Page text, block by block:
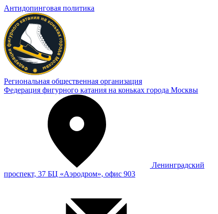
Антидопинговая политика
Региональная общественная организация
Федерация фигурного катания на коньках города Москвы
Ленинградский
проспект, 37 БЦ «Аэродром», офис 903